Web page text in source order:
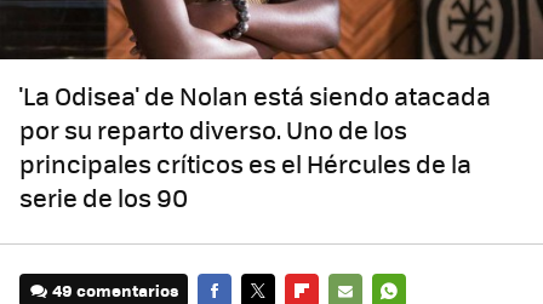
'La Odisea' de Nolan está siendo atacada
por su reparto diverso. Uno de los
principales críticos es el Hércules de la
serie de los 90
49 comentarios